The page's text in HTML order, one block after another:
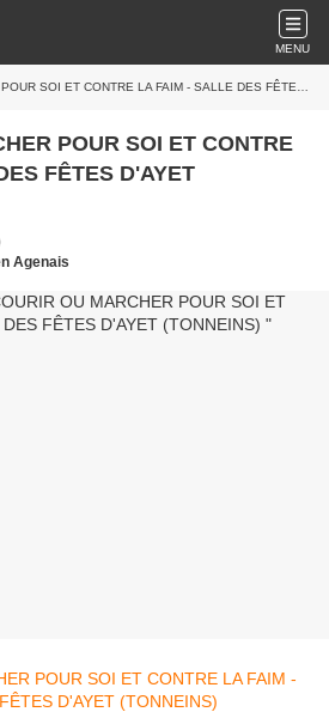
MENU
ET CONTRE LA FAIM - SALLE DES FÊTES D'AYET (TONNEINS)
POUR SOI ET CONTRE
FÊTES D'AYET
Agenais